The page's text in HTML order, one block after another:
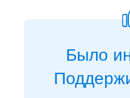
Было